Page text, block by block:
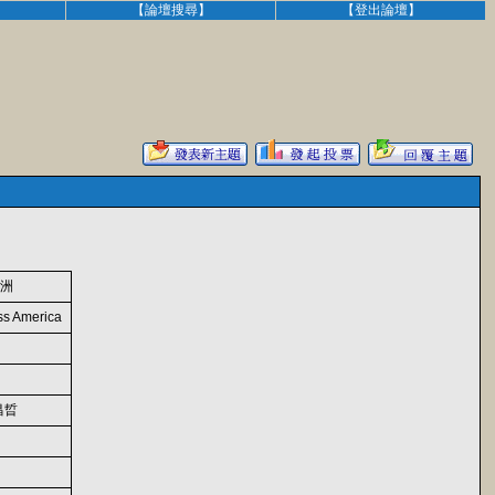
【論壇搜尋】 【登出論壇】
America
晢